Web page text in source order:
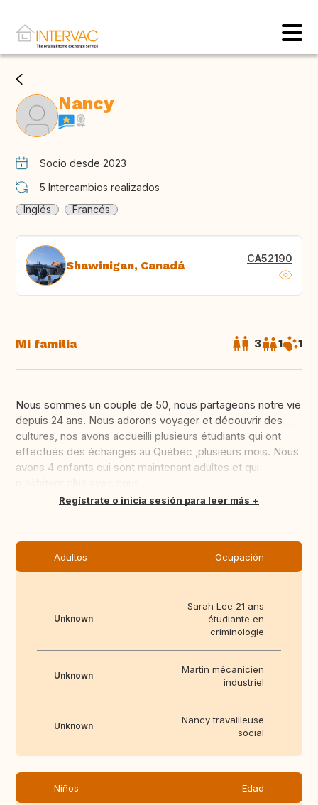
Nancy
Socio desde 2023
5 Intercambios realizados
Inglés
Francés
Shawinigan, Canadá CA52190
Mi familia 3 1 1
Nous sommes un couple de 50, nous partageons notre vie
depuis 24 ans. Nous adorons voyager et découvrir des
cultures, nos avons accueilli plusieurs étudiants qui ont
effectués des échanges au Québec ,plusieurs mois. Nous
avons 4 enfants qui sont maintenant adultes et qui
TraducirRegístrate o inicia sesión para leer más
Adultos Ocupación
Unknown
Sarah Lee 21 ans
étudiante en
criminologie
Unknown
Martin mécanicien
industriel
Unknown
Nancy travailleuse
social
Niños Edad